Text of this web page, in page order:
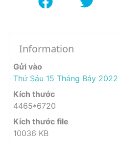
Information
Gửi vào
Thứ Sáu 15 Tháng Bảy 2022
Kích thước
4465*6720
Kích thước file
10036 KB